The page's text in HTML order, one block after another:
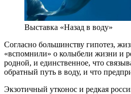
Выставка «Назад в воду»
Согласно большинству гипотез,
«вспомнили» о колыбели жизни и
родной, и единственное, что
обратный путь в воду, и что
Экзотичный утконос и редкая